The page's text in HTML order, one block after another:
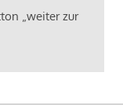
„weiter zur